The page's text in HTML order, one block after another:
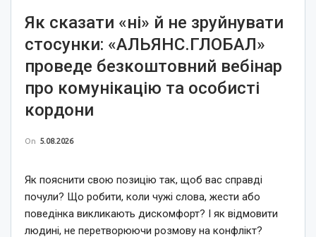
Як сказати «ні» й не зруйнувати
стосунки: «АЛЬЯНС.ГЛОБАЛ»
проведе безкоштовний вебінар
про комунікацію та особисті
кордони
On 5.08.2026
Як пояснити свою позицію так, щоб вас справді
почули? Що робити, коли чужі слова, жести або
поведінка викликають дискомфорт? І як відмовити
людині, не перетворюючи розмову на конфлікт?